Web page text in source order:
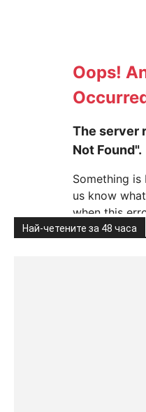
Най-четените за 48 часа